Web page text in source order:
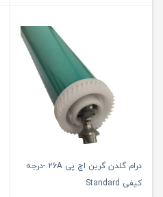
درام گلدن گرین اچ پی 26A -درجه
کیفی Standard